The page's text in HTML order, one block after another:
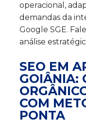
operacional,
demandas da
Google SGE.
análise
SEO EM
GOIÂNIA:
COM
PONTA